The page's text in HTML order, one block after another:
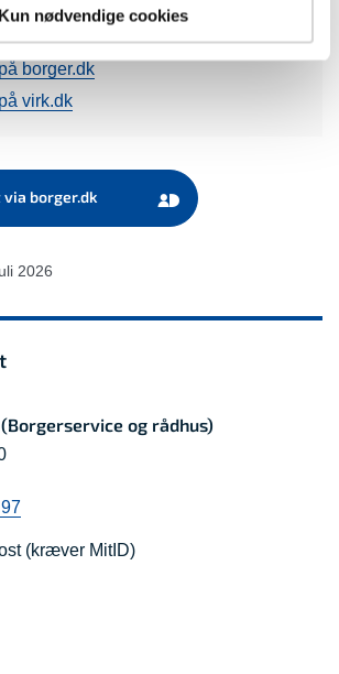
Kun nødvendige cookies
borger.dk
virk.dk
via borger.dk
2026
og rådhus)
(kræver MitID)